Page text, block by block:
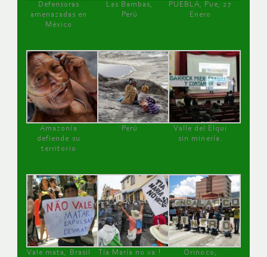
Defensoras
amenazadas en
México
Las Bambas,
Perú
PUEBLA, Pue, 27
Enero
Amazonía
defiende su
territorio
Perú
Valle del Elqui
sin minería.
Vale mata, Brasil
Tía María no va !
Orinoco,